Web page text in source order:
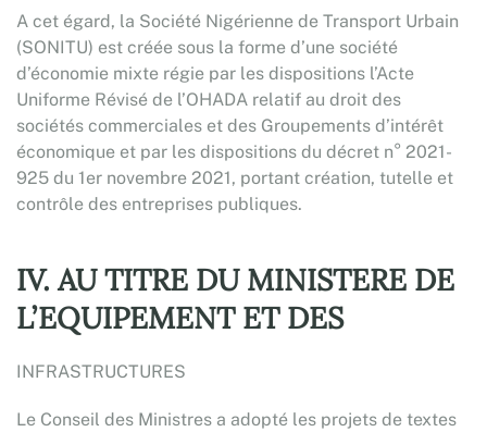
A cet égard, la Société Nigérienne de Transport Urbain
(SONITU) est créée sous la forme d’une société
d’économie mixte régie par les dispositions l’Acte
Uniforme Révisé de l’OHADA relatif au droit des
sociétés commerciales et des Groupements d’intérêt
économique et par les dispositions du décret n° 2021-
925 du 1er novembre 2021, portant création, tutelle et
contrôle des entreprises publiques.
IV. AU TITRE DU MINISTERE DE
L’EQUIPEMENT ET DES
INFRASTRUCTURES
Le Conseil des Ministres a adopté les projets de textes